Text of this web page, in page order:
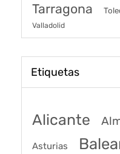
Tarragona
Valladolid
Etiquetas
Alicante
Asturias